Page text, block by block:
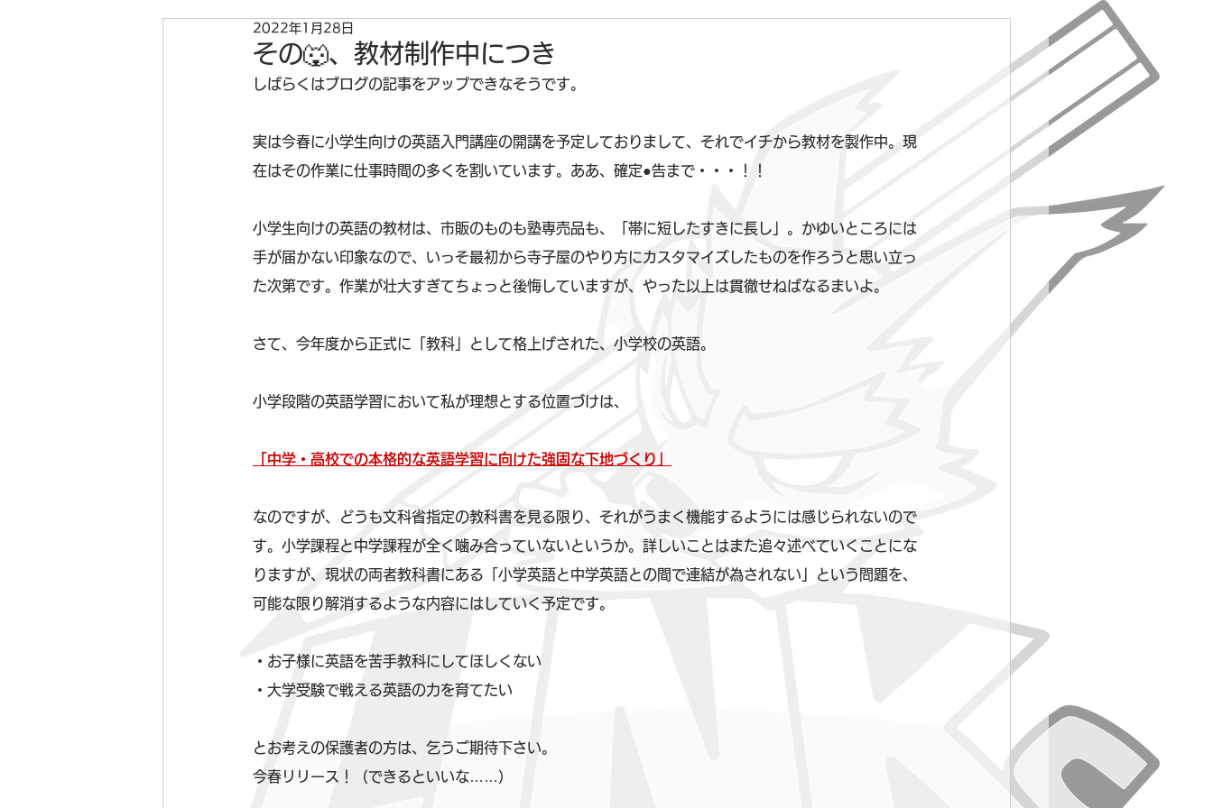
その🐺、教材制作中につき
2022年1月28日
しばらくはブログの記事をアップできなそうです。
実は今春に小学生向けの英語入門講座の開講を予定しておりまして、それでイチから教材を製作中。現
在はその作業に仕事時間の多くを割いています。ああ、確定●告まで・・・！！
小学生向けの英語の教材は、市販のものも塾専売品も、「帯に短したすきに長し」。かゆいところには
手が届かない印象なので、いっそ最初から寺子屋のやり方にカスタマイズしたものを作ろうと思い立っ
た次第です。作業が壮大すぎてちょっと後悔していますが、やった以上は貫徹せねばなるまいよ。
さて、今年度から正式に「教科」として格上げされた、小学校の英語。
小学段階の英語学習において私が理想とする位置づけは、
「中学・高校での本格的な英語学習に向けた強固な下地づくり」
なのですが、どうも文科省指定の教科書を見る限り、それがうまく機能するようには感じられないので
す。小学課程と中学課程が全く噛み合っていないというか。詳しいことはまた追々述べていくことにな
りますが、現状の両者教科書にある「小学英語と中学英語との間で連結が為されない」という問題を、
可能な限り解消するような内容にはしていく予定です。
・お子様に英語を苦手教科にしてほしくない
・大学受験で戦える英語の力を育てたい
とお考えの保護者の方は、乞うご期待下さい。
今春リリース！（できるといいな……）